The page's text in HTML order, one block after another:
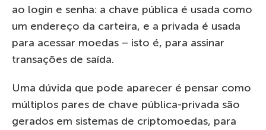
ao login e senha: a chave pública é usada como
um endereço da carteira, e a privada é usada
para acessar moedas – isto é, para assinar
transações de saída.
Uma dúvida que pode aparecer é pensar como
múltiplos pares de chave pública-privada são
gerados em sistemas de criptomoedas, para